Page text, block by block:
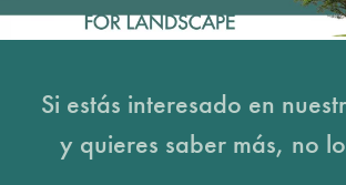
Si estás interesado en
y quieres saber más, no